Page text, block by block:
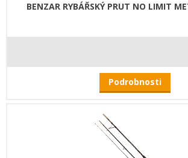
BENZAR RYBÁŘSKÝ PRUT NO LIMIT
Podrobnosti